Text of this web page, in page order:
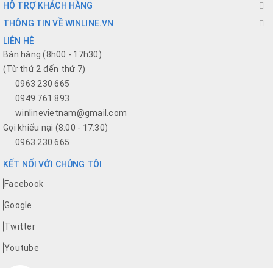
HỖ TRỢ KHÁCH HÀNG
THÔNG TIN VỀ WINLINE.VN
LIÊN HỆ
Bán hàng (8h00 - 17h30)
(Từ thứ 2 đến thứ 7)
0963 230 665
0949 761 893
winlinevietnam@gmail.com
Gọi khiếu nại (8:00 - 17:30)
0963.230.665
KẾT NỐI VỚI CHÚNG TÔI
Facebook
Google
Twitter
Youtube